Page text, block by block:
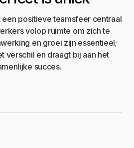
een positieve teamsfeer centraal
volop ruimte om zich te
en groei zijn essentieel;
verschil en draagt bij aan het
succes.